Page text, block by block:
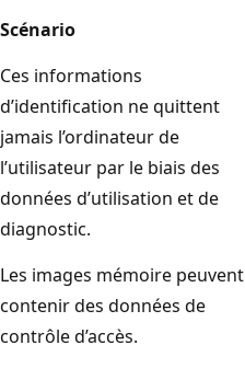
Scénario
Ces informations
d’identification ne quittent
jamais l’ordinateur de
l’utilisateur par le biais des
données d’utilisation et de
diagnostic.
Les images mémoire peuvent
contenir des données de
contrôle d’accès.